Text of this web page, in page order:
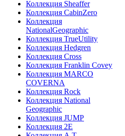
Коллекция Sheaffer
Коллекция CabinZero
Коллекция
NationalGeographic
Коллекция TrueUtility
Коллекция Hedgren
Коллекция Cross
Коллекция Franklin Covey
Коллекция MARCO
COVERNA
Коллекция Rock
Коллекция National
Geographic
Коллекция JUMP
Коллекция 2E